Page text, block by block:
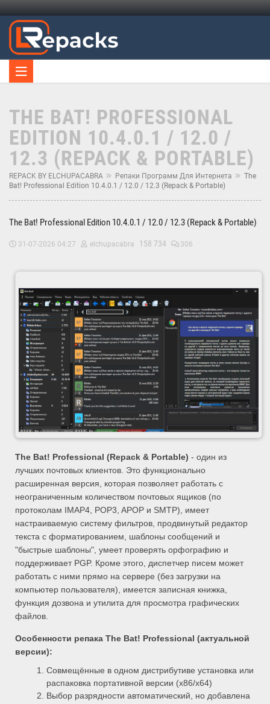
THE BAT! PROFESSIONAL
EDITION 10.4.0.1 / 12.0 /
12.3 (REPACK & PORTABLE)
REPACK BY ELCHUPACABRA Репаки Программ Для Интернета
The
Bat! Professional Edition 10.4.0.1 / 12.0 / 12.3 (Repack & Portable)
The Bat! Professional Edition 10.4.0.1 / 12.0 / 12.3 (Repack & Portable)
31-07-2026 04:27 elchupacabra 158 734 306
The Bat! Professional (Repack & Portable) - один из
лучших почтовых клиентов. Это функционально
расширенная версия, которая позволяет работать с
неограниченным количеством почтовых ящиков (по
протоколам IMAP4, POP3, APOP и SMTP), имеет
настраиваемую систему фильтров, продвинутый редактор
текста с форматированием, шаблоны сообщений и
"быстрые шаблоны", умеет проверять орфографию и
поддерживает PGP. Кроме этого, диспетчер писем может
работать с ними прямо на сервере (без загрузки на
компьютер пользователя), имеется записная книжка,
функция дозвона и утилита для просмотра графических
файлов.
Особенности репака The Bat! Professional (актуальной
версии):
Совмещённые в одном дистрибутиве установка или
распаковка портативной версии (x86/x64)
Выбор разрядности автоматический, но добавлена